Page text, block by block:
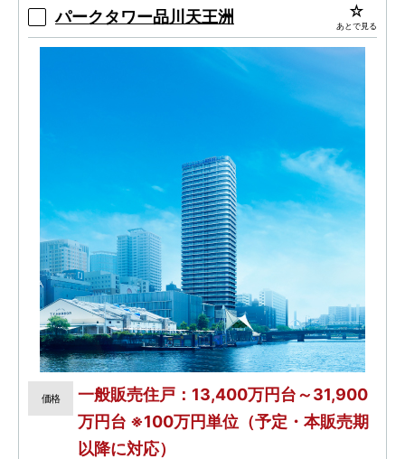
を含む25タイプの多彩なプランバリエーション。
パークタワー品川天王洲 あとで見る
価格
一般販売住戸：13,400万円台～31,900
万円台 ※100万円単位（予定・本販売期
以降に対応）